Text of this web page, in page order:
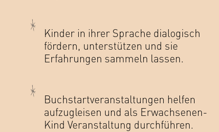
Kinder in ihrer Sprache dialogisch
fördern, unterstützen und sie
Erfahrungen sammeln lassen.
Buchstartveranstaltungen helfen
aufzugleisen und als Erwachsenen-
Kind Veranstaltung durchführen.